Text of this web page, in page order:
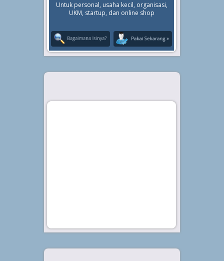
Untuk personal, usaha kecil, organisasi,
UKM, startup, dan online shop